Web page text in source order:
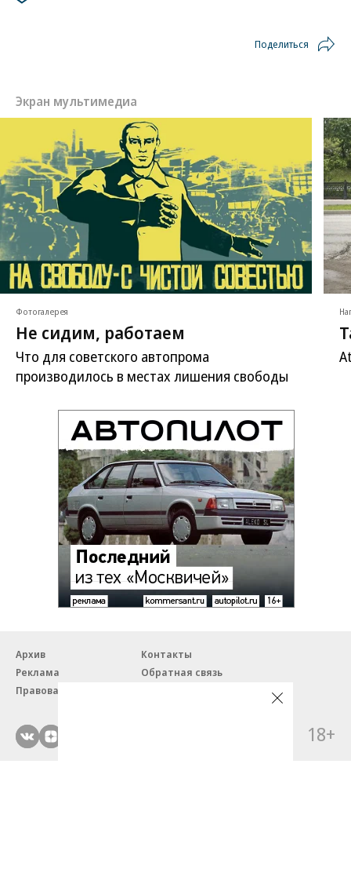
Поделиться
Экран мультимедиа
Фотогалерея
Не сидим, работаем
Что для советского автопрома
производилось в местах лишения свободы
Архив
Контакты
Реклама
Обратная связь
Правовая информация
18+